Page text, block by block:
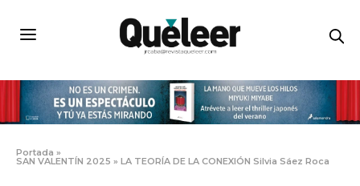
Portada »
SAN VALENTÍN 2025 »LA TEORÍA DE LA CONEXIÓN Silvia Sáez Roca